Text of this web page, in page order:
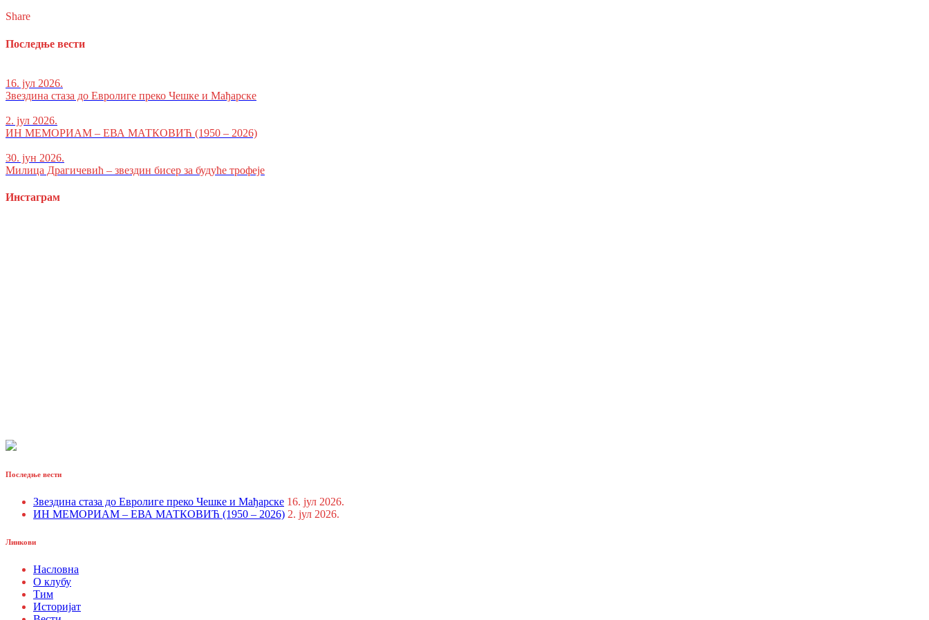
Share
Последње вести
16. јул 2026.
Звездина стаза до Евролиге преко Чешке и Мађарске
2. јул 2026.
ИН МЕМОРИАМ – ЕВА МАТКОВИЋ (1950 – 2026)
30. јун 2026.
Милица Драгичевић – звездин бисер за будуће трофеје
Инстаграм
Последње вести
Звездина стаза до Евролиге преко Чешке и Мађарске 16. јул 2026.
ИН МЕМОРИАМ – ЕВА МАТКОВИЋ (1950 – 2026) 2. јул 2026.
Линкови
Насловна
О клубу
Тим
Историјат